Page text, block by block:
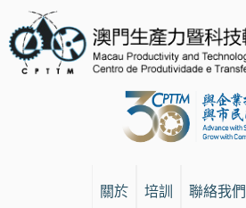
關於 培訓 聯絡我們